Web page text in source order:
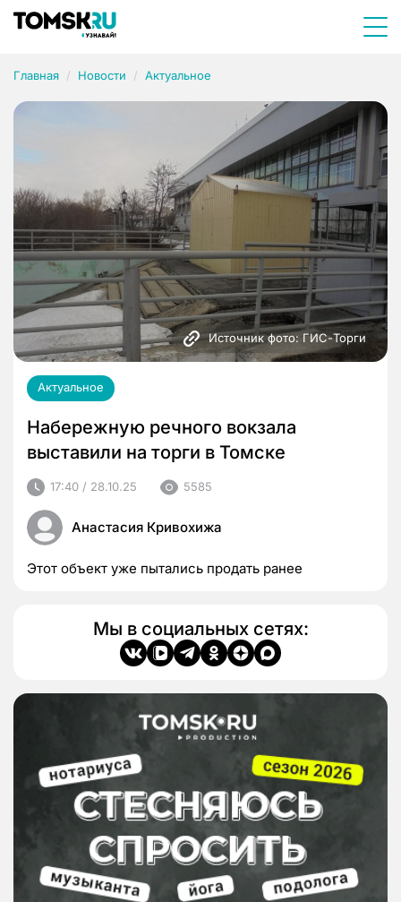
Главная Новости Актуальное
Источник фото: ГИС-Торги
Актуальное
Набережную речного вокзала
выставили на торги в Томске
17:40 / 28.10.25 5585
Анастасия Кривохижа
Этот объект уже пытались продать ранее
Мы в социальных сетях: